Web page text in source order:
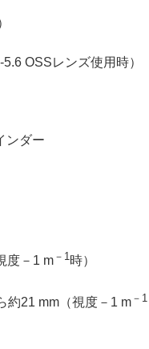
OSSレンズ使用時）
ンダー
度－1 m －1 時）
約21 mm（視度－1 m －1